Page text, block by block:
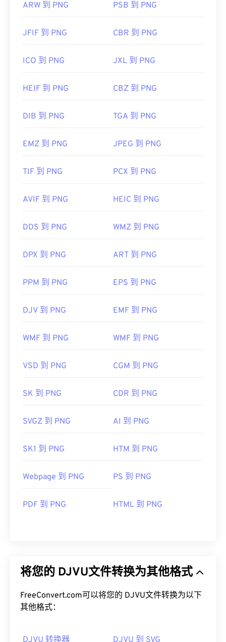
ARW 到 PNG PSB 到 PNG
JFIF 到 PNG CBR 到 PNG
ICO 到 PNG JXL 到 PNG
HEIF 到 PNG CBZ 到 PNG
DIB 到 PNG TGA 到 PNG
EMZ 到 PNG JPEG 到 PNG
TIF 到 PNG PCX 到 PNG
AVIF 到 PNG HEIC 到 PNG
DDS 到 PNG WMZ 到 PNG
DPX 到 PNG ART 到 PNG
PPM 到 PNG EPS 到 PNG
DJV 到 PNG EMF 到 PNG
WMF 到 PNG WMF 到 PNG
VSD 到 PNG CGM 到 PNG
SK 到 PNG CDR 到 PNG
SVGZ 到 PNG AI 到 PNG
SK1 到 PNG HTM 到 PNG
Webpage 到 PNG PS 到 PNG
PDF 到 PNG HTML 到 PNG
将您的 DJVU文件转换为其他格式
FreeConvert.com可以将您的 DJVU文件转换为以下
其他格式：